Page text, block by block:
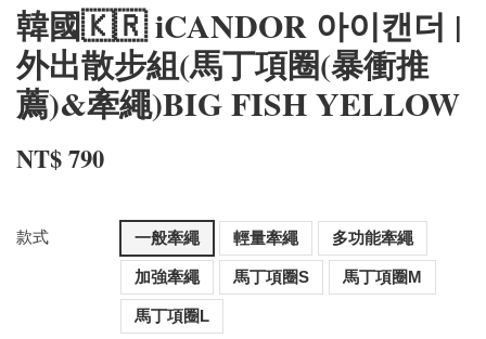
韓國🇰🇷 iCANDOR 아이캔더 |
外出散步組(馬丁項圈(暴衝推
薦)&牽繩)BIG FISH YELLOW
NT$ 790
款式 一般牽繩 輕量牽繩 多功能牽繩
加強牽繩 馬丁項圈S 馬丁項圈M
馬丁項圈L